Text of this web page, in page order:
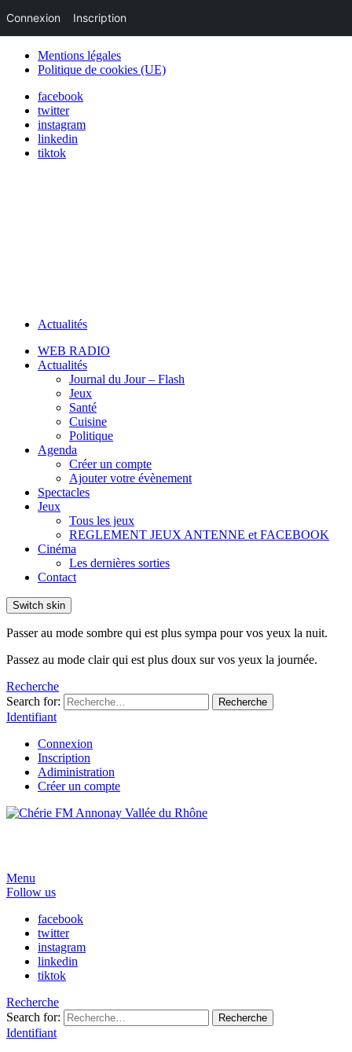
Mentions légales
Politique de cookies (UE)
facebook
twitter
instagram
linkedin
tiktok
Actualités
WEB RADIO
Actualités
Journal du Jour – Flash
Jeux
Santé
Cuisine
Politique
Agenda
Créer un compte
Ajouter votre évènement
Spectacles
Jeux
Tous les jeux
REGLEMENT JEUX ANTENNE et FACEBOOK
Cinéma
Les dernières sorties
Contact
Switch skin
Passer au mode sombre qui est plus sympa pour vos yeux la nuit.
Passez au mode clair qui est plus doux sur vos yeux la journée.
Recherche
Search for:
Recherche
Identifiant
Connexion
Inscription
Adiministration
Créer un compte
Menu
Follow us
facebook
twitter
instagram
linkedin
tiktok
Recherche
Search for:
Recherche
Identifiant
Connexion Inscription